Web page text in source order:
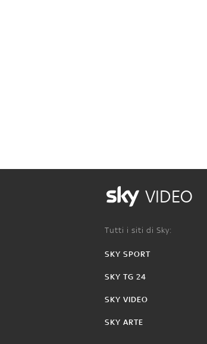
VIDEO
Tutti i siti di Sky:
SKY SPORT
SKY TG 24
SKY VIDEO
SKY ARTE